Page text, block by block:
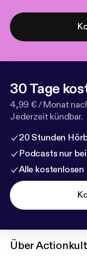
30 Tage
4,99 € / Monat
Jederzeit kündbar.
20 Stunden
Podcasts nur
Alle
ÜberActionkult